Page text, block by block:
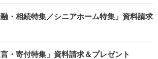
・相続特集／シニアホーム特集」資料請求
・寄付特集」資料請求＆プレゼント